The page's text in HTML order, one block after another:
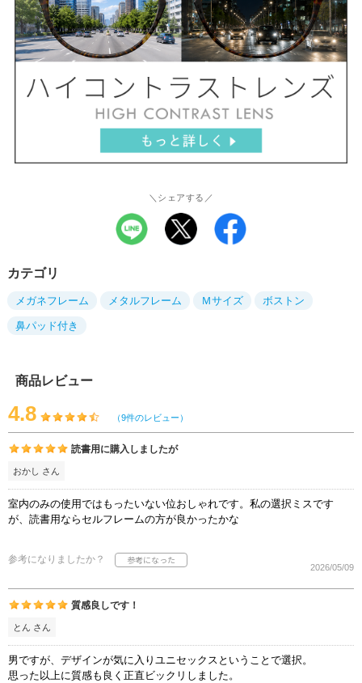
＼シェアする／
カテゴリ
メガネフレーム メタルフレーム Ｍサイズ ボストン
鼻パッド付き
商品レビュー
4.8 （9件のレビュー）
読書用に購入しましたが
おかし さん
室内のみの使用ではもったいない位おしゃれです。私の選択ミスです
が、読書用ならセルフレームの方が良かったかな
参考になりましたか？
2026/05/09
質感良しです！
とん さん
男ですが、デザインが気に入りユニセックスということで選択。
思った以上に質感も良く正直ビックリしました。